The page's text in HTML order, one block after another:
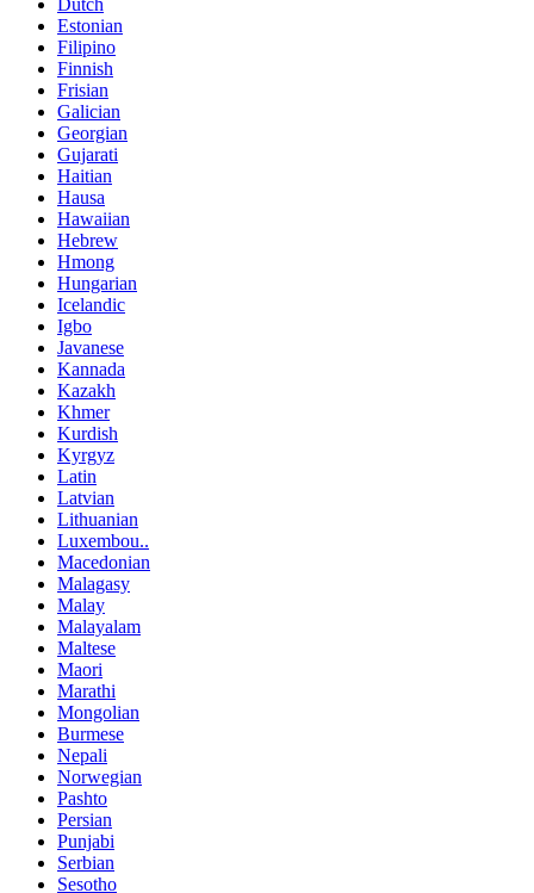
Dutch
Estonian
Filipino
Finnish
Frisian
Galician
Georgian
Gujarati
Haitian
Hausa
Hawaiian
Hebrew
Hmong
Hungarian
Icelandic
Igbo
Javanese
Kannada
Kazakh
Khmer
Kurdish
Kyrgyz
Latin
Latvian
Lithuanian
Luxembou..
Macedonian
Malagasy
Malay
Malayalam
Maltese
Maori
Marathi
Mongolian
Burmese
Nepali
Norwegian
Pashto
Persian
Punjabi
Serbian
Sesotho